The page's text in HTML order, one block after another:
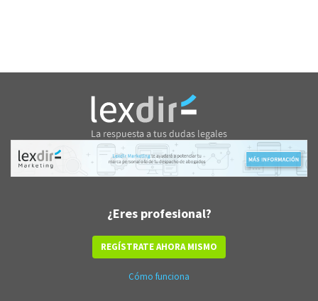
¿Eres profesional?
REGÍSTRATE AHORA MISMO
Cómo funciona